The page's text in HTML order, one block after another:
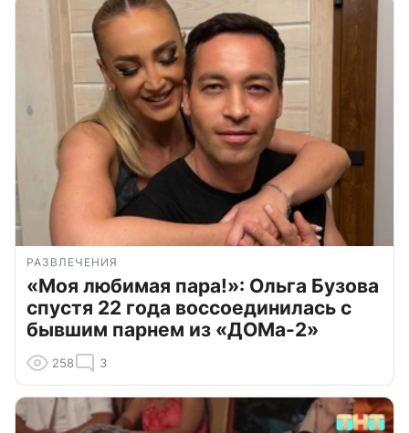
РАЗВЛЕЧЕНИЯ
«Моя любимая пара!»: Ольга Бузова
спустя 22 года воссоединилась с
бывшим парнем из «ДОМа-2»
258 3